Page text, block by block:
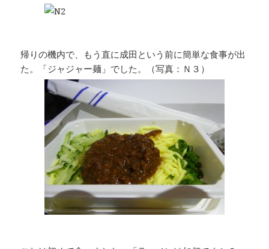
帰りの機内で、もう直に成田という前に簡単な食事が出
た。「ジャジャー麺」でした。（写真：Ｎ３）